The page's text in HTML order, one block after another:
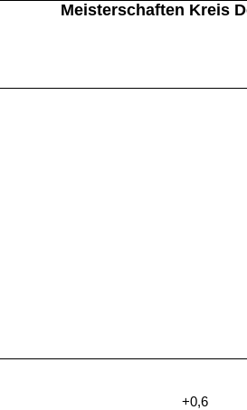
Meisterschaften Kreis
+0,6